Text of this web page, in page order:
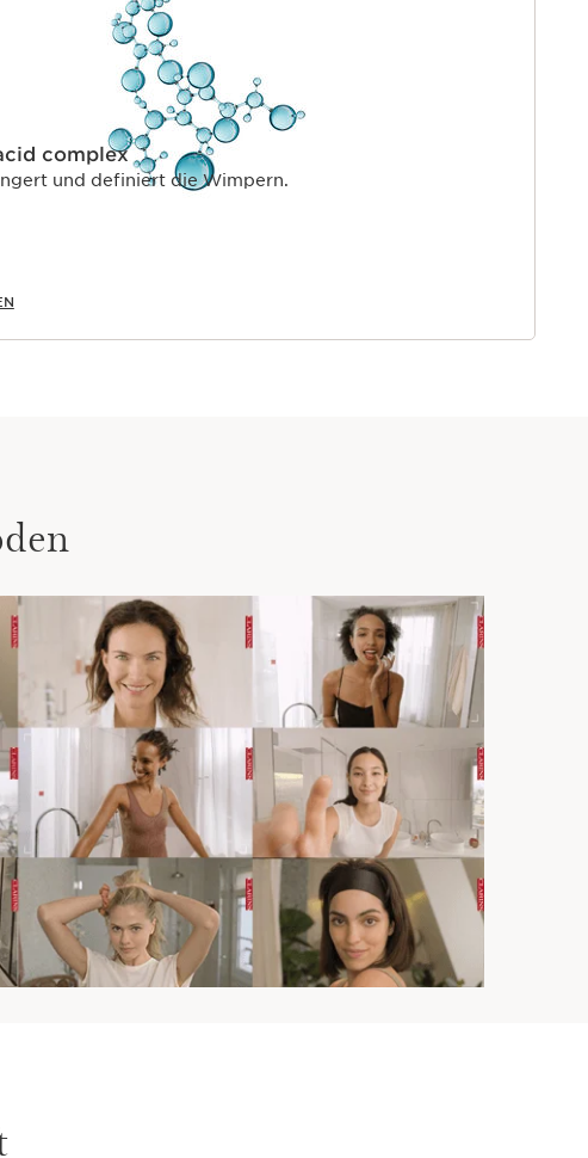
complex
und definiert die Wimpern.